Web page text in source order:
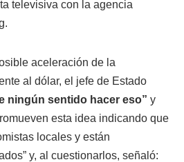
televisiva con la agencia
aceleración de la
al dólar, el jefe de Estado
ningún sentido hacer eso” y
esta idea indicando que
locales y están
y, al cuestionarlos, señaló: